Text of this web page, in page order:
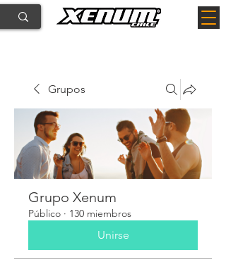
Grupos
Grupo Xenum
Público · 130 miembros
Unirse